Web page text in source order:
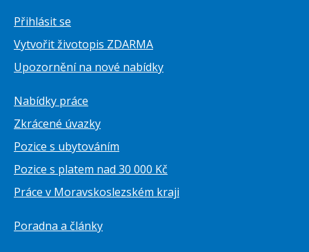
Přihlásit se
Vytvořit životopis ZDARMA
Upozornění na nové nabídky
Nabídky práce
Zkrácené úvazky
Pozice s ubytováním
Pozice s platem nad 30 000 Kč
Práce v Moravskoslezském kraji
Poradna a články